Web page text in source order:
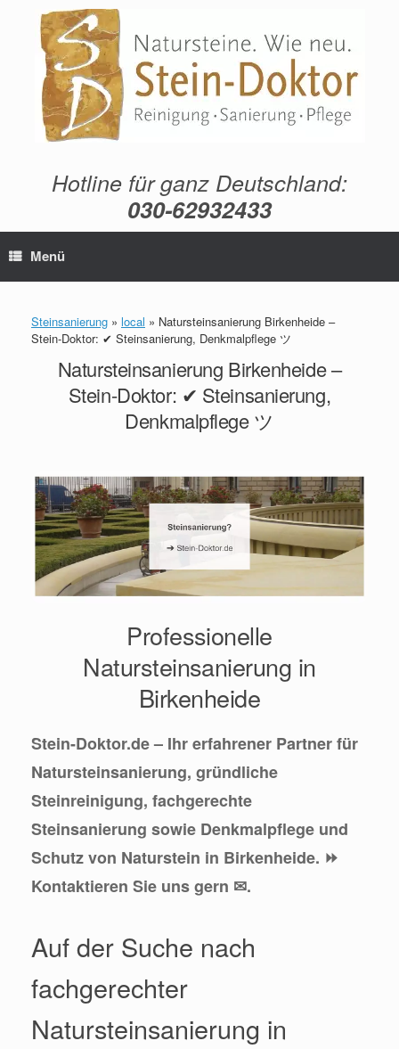
springen
Hotline für ganz Deutschland:
030-62932433
Menü
Steinsanierung » local » Natursteinsanierung Birkenheide –
Stein-Doktor: ✔ Steinsanierung, Denkmalpflege ツ
Natursteinsanierung Birkenheide –
Stein-Doktor: ✔ Steinsanierung,
Denkmalpflege ツ
Professionelle
Natursteinsanierung in
Birkenheide
Stein-Doktor.de – Ihr erfahrener Partner für
Natursteinsanierung, gründliche
Steinreinigung, fachgerechte
Steinsanierung sowie Denkmalpflege und
Schutz von Naturstein in Birkenheide. ⏩
Kontaktieren Sie uns gern ✉.
Auf der Suche nach
fachgerechter
Natursteinsanierung in